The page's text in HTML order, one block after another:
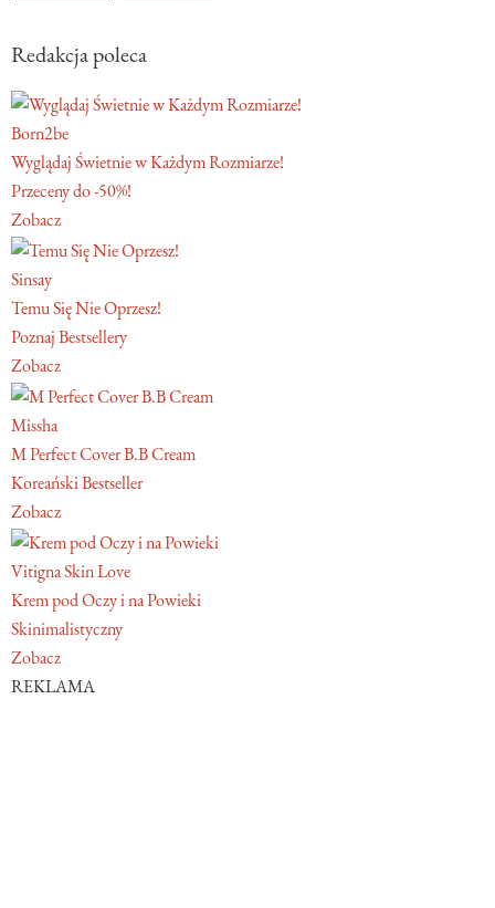
Redakcja poleca
Born2be
Wyglądaj Świetnie w Każdym Rozmiarze!
Przeceny do -50%!
Zobacz
Sinsay
Temu Się Nie Oprzesz!
Poznaj Bestsellery
Zobacz
Missha
M Perfect Cover B.B Cream
Koreański Bestseller
Zobacz
Vitigna Skin Love
Krem pod Oczy i na Powieki
Skinimalistyczny
Zobacz
REKLAMA